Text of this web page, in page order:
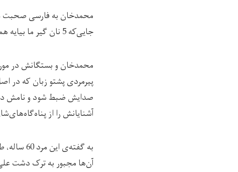
محمدخان به فارسی صحبت
جایی‌که 5 نان گیر ما بیایه همونجه گذاره می‌کنیم. از خود هیچ‌چیز نداریم.»
محمدخان و بستگانش در
پیرمردی پشتو ‌زبان که در
صدایش ضبط شود و نامش
آشنایانش را از
به
آن‌ها مجبور به ترک دشت‌